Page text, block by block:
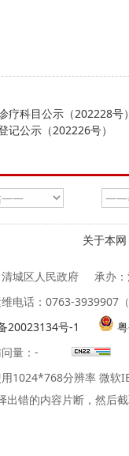
疗科目公示（202228号
记公示（202226号）
关于本网
城区人民政府
承办
电话：0763-3939907
20023134号-1
量： -
1024*768分辨率 微软
错的内容片断，然后